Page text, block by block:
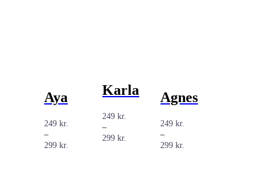
Aya
249 kr.
–
299 kr.
Prisinterval:
Karla
249kr.
–
299kr.
Prisinterval:
Agnes
249kr.
–
299kr.